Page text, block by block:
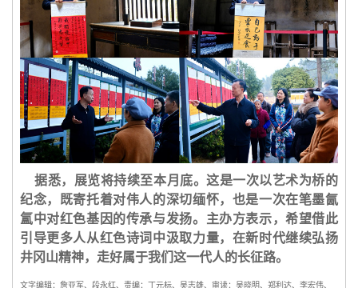
据悉，展览将持续至本月底。这是一次以艺术为桥的
纪念，既寄托着对伟人的深切缅怀，也是一次在笔墨氤
氲中对红色基因的传承与发扬。主办方表示，希望借此
引导更多人从红色诗词中汲取力量，在新时代继续弘扬
井冈山精神，走好属于我们这一代人的长征路。
文字编辑：詹亚军、段永红、责编：丁元标、吴志雄、审读：吴晓明、郑利达、李宏伟、